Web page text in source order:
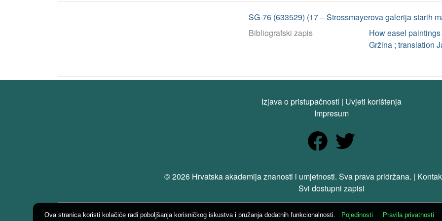
SG-76 (633529) (17 – Strossmayerova galerija starih
Bibliografski zapis
How easel
Gržina ; translation
Izjava o pristupačnosti | Uvjeti korištenja
Impresum
© 2026 Hrvatska akademija znanosti i umjetnosti. Sva prava pridržana. |
Svi dostupni zapisi
Ova stranica koristi kolačiće radi poboljšanja korisničkog iskustva i pružanja dodatnih funkcionalnosti. Pojedinosti Pravila privatnosti